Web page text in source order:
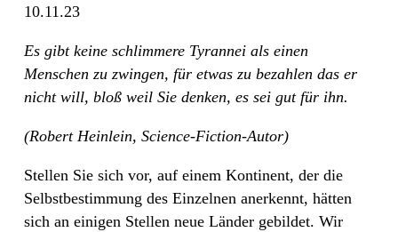
10.11.23
Es gibt keine schlimmere Tyrannei als einen
Menschen zu zwingen, für etwas zu bezahlen das er
nicht will, bloß weil Sie denken, es sei gut für ihn.
(Robert Heinlein, Science-Fiction-Autor)
Stellen Sie sich vor, auf einem Kontinent, der die
Selbstbestimmung des Einzelnen anerkennt, hätten
sich an einigen Stellen neue Länder gebildet. Wir